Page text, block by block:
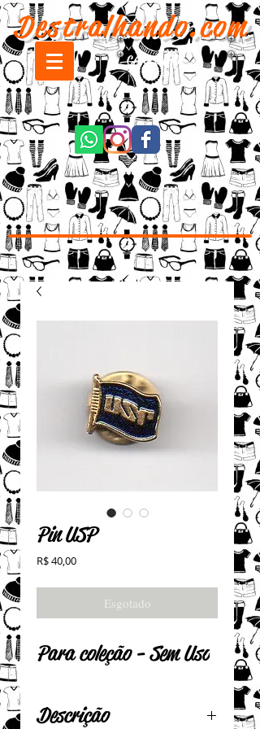
Destralhando.com
CARRINHO:
Pin USP
R$ 40,00Preço
Esgotado
Para coleção - Sem Uso
Descrição